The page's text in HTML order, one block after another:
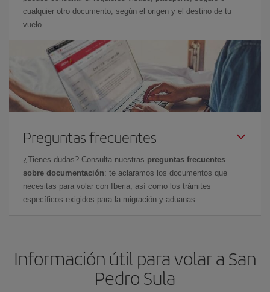
cualquier otro documento, según el origen y el destino de tu
vuelo.
Preguntas frecuentes
¿Tienes dudas? Consulta nuestras preguntas frecuentes
sobre documentación: te aclaramos los documentos que
necesitas para volar con Iberia, así como los trámites
específicos exigidos para la migración y aduanas.
Información útil para volar a San
Pedro Sula